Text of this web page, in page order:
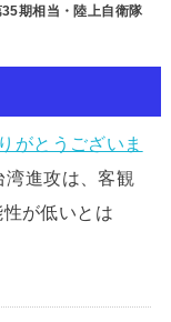
期相当・陸上自衛隊
がとうございま
進攻は、客観
が低いとは